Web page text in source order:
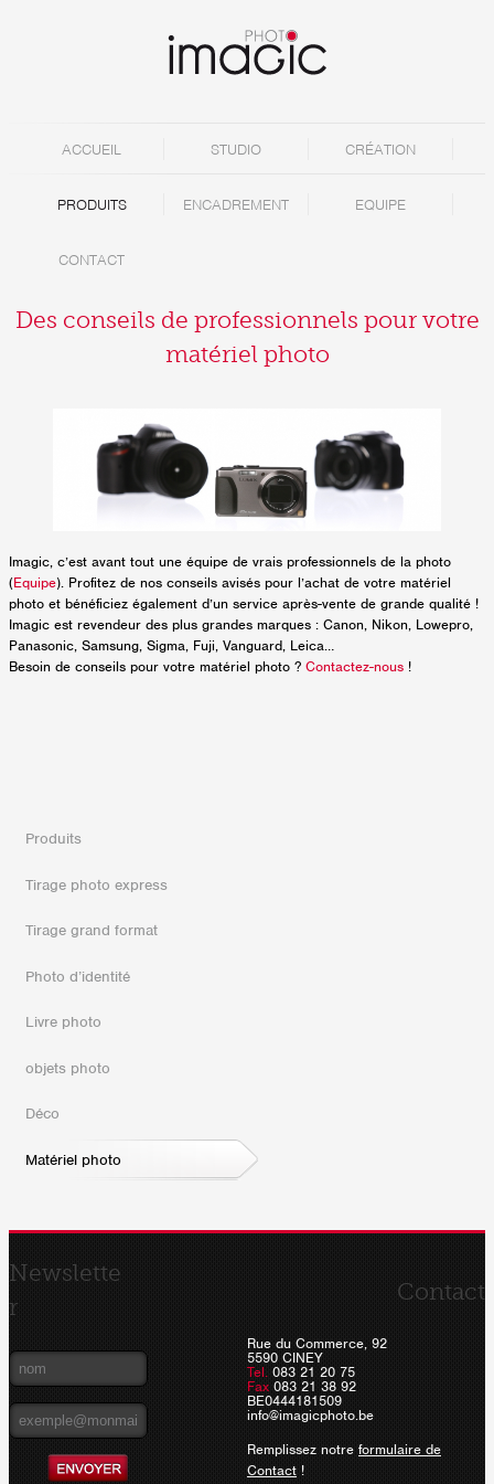
Aller au contenu principal
Photo |
Ciney
Namur
Menu principal
ACCUEIL STUDIO CRÉATION
PRODUITS ENCADREMENT EQUIPE
CONTACT
Des conseils de professionnels pour votre
matériel photo
Imagic, c’est avant tout une équipe de vrais professionnels de la photo
(Equipe). Profitez de nos conseils avisés pour l’achat de votre matériel
photo et bénéficiez également d’un service après-vente de grande qualité !
Imagic est revendeur des plus grandes marques : Canon, Nikon, Lowepro,
Panasonic, Samsung, Sigma, Fuji, Vanguard, Leica…
Besoin de conseils pour votre matériel photo ? Contactez-nous !
Produits
Tirage photo express
Tirage grand format
Photo d’identité
Livre photo
objets photo
Déco
Matériel photo
Newslette
r
Contact
Rue du Commerce, 92
5590 CINEY
Tel. 083 21 20 75
Fax 083 21 38 92
BE0444181509
info@imagicphoto.be
Remplissez notre formulaire de
Contact !